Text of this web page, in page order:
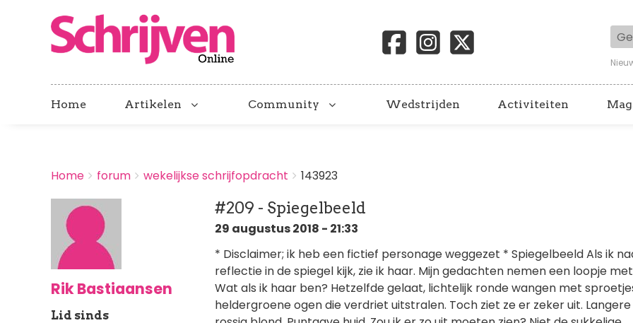
Home Artikelen Community Wedstrijden Activiteiten
BREADCRUMBS
You
here:
Home forum wekelijkse schrijfopdracht 143923
Rik Bastiaansen
Lid sinds
#209 - Spiegelbeeld
29 augustus 2018 - 21:33
* Disclaimer; ik heb een fictief personage weggezet * Spiegelbeeld Als ik
reflectie in de spiegel kijk, zie ik haar. Mijn gedachten nemen een loopje
Wat als ik haar ben? Hetzelfde gelaat, lichtelijk ronde wangen met
heldergroene ogen die verdriet uitstralen. Toch ziet ze er zeker uit.